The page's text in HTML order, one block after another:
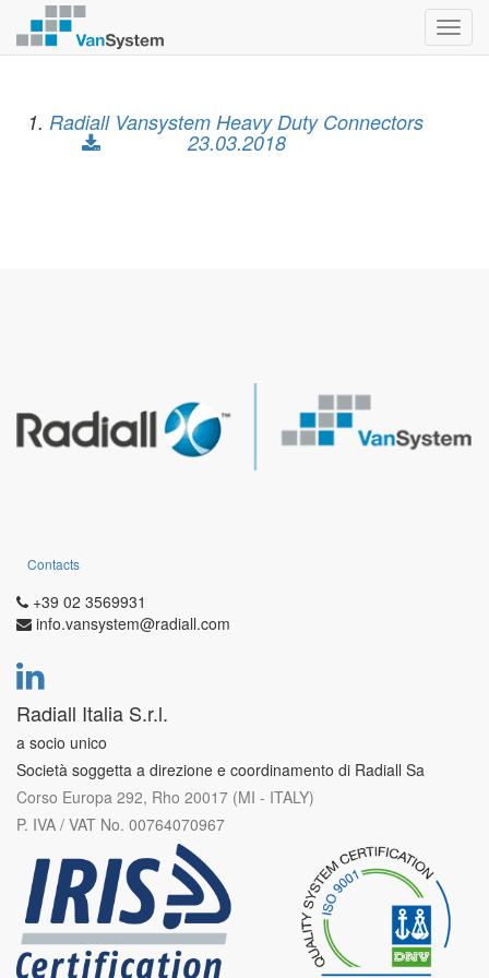
1. Radiall Vansystem Heavy Duty Connectors
23.03.2018
Contacts
+39 02 3569931
info.vansystem@radiall.com
Radiall Italia S.r.l.
a socio unico
Società soggetta a direzione e coordinamento di Radiall Sa
Corso Europa 292, Rho 20017 (MI - ITALY)
P. IVA / VAT No. 00764070967